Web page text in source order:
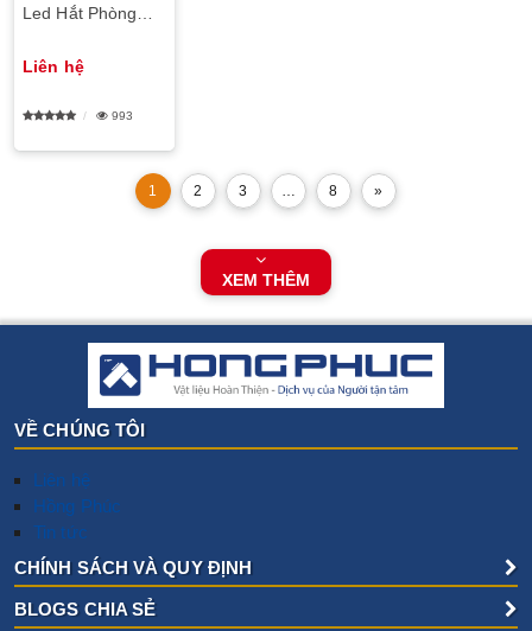
Led Hắt Phòng
Liên hệ
993
1 2 3 … 8 »
XEM THÊM
VỀ CHÚNG TÔI
Liên hệ
Hồng Phúc
Tin tức
CHÍNH SÁCH VÀ QUY ĐỊNH
BLOGS CHIA SẺ